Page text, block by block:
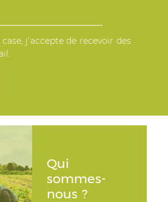
j'accepte de recevoir des
Qui
sommes-
nous ?